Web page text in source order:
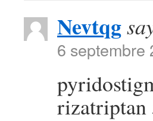
Nevtqg
6 septembre